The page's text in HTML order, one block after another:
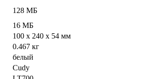
128 МБ
16 МБ
100 x 240 x 54 мм
0.467 кг
белый
Cudy